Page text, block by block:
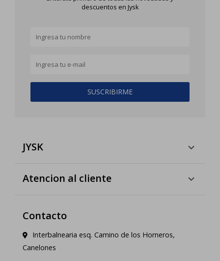
descuentos en Jysk
SUSCRIBIRME
JYSK
Atencion al cliente
Contacto
Interbalnearia esq. Camino de los Horneros,
Canelones